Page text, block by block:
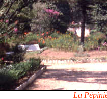
La